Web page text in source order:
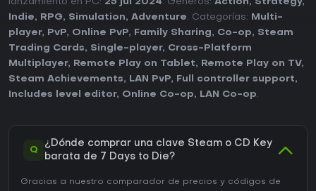
lanzamiento en PC: 25 jul 2024. Géneros: Action, Strategy,
Indie, RPG, Simulation, Adventure. Categorías:
Multi-
player, PvP, Online PvP, Family Sharing, Co-op, Steam
Trading Cards, Single-player, Cross-Platform
Multiplayer, Remote Play on Tablet, Remote Play on TV,
Steam Achievements, LAN PvP, Full controller support,
Includes level editor, Online Co-op, LAN Co-op.
Q
¿Dónde comprar una clave Steam o CD Key
barata de 7 Days to Die?
Gracias a nuestro comparador de precios y códigos de